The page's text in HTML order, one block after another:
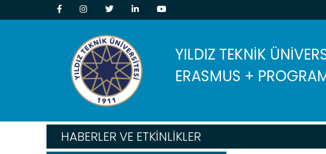
YILDIZ TEKNİK
ERASMUS +
HABERLER VE ETKİNLİKLER